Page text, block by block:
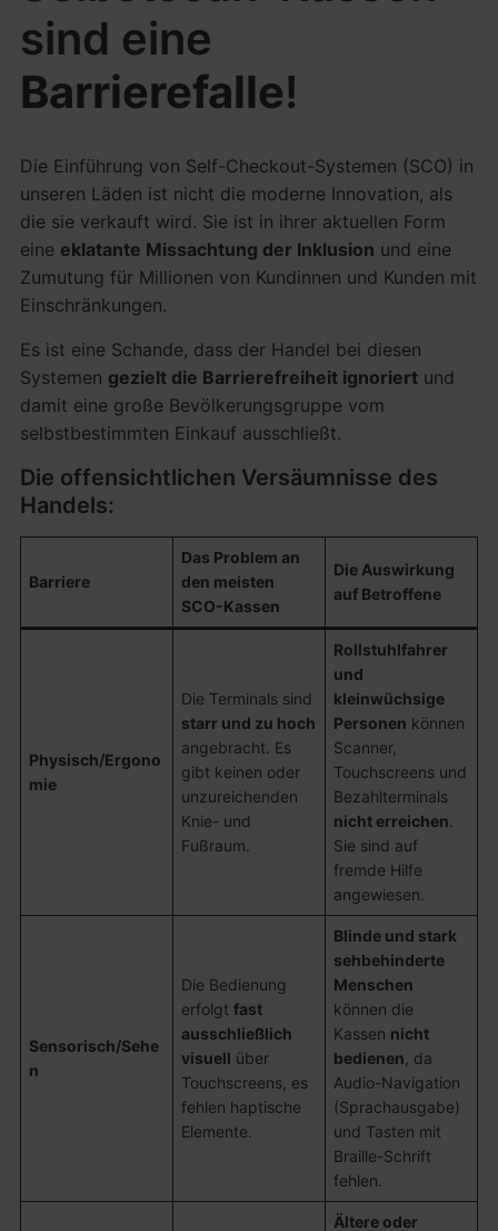
sind eine
Barrierefalle!
Die Einführung von Self-Checkout-Systemen (SCO) in
unseren Läden ist nicht die moderne Innovation, als
die sie verkauft wird. Sie ist in ihrer aktuellen Form
eine eklatante Missachtung der Inklusion und eine
Zumutung für Millionen von Kundinnen und Kunden mit
Einschränkungen.
Es ist eine Schande, dass der Handel bei diesen
Systemen gezielt die Barrierefreiheit ignoriertund
damit eine große Bevölkerungsgruppe vom
selbstbestimmten Einkauf ausschließt.
Die offensichtlichen Versäumnisse des
Handels:
Barriere
Das Problem an
den meisten
SCO-Kassen
Die Auswirkung
auf Betroffene
Physisch/Ergono
mie
Die Terminals sind
starr und zu hoch
angebracht. Es
gibt keinen oder
unzureichenden
Knie- und
Fußraum.
Rollstuhlfahrer
und
kleinwüchsige
Personen können
Scanner,
Touchscreens und
Bezahlterminals
nicht erreichen.
Sie sind auf
fremde Hilfe
angewiesen.
Sensorisch/Sehe
n
Die Bedienung
erfolgt fast
ausschließlich
visuell über
Touchscreens, es
fehlen haptische
Elemente.
Blinde und stark
sehbehinderte
Menschen
können die
Kassen nicht
bedienen , da
Audio-Navigation
(Sprachausgabe)
und Tasten mit
Braille-Schrift
fehlen.
Ältere oder